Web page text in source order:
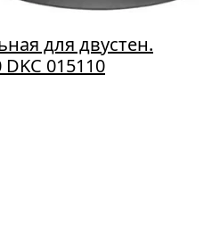
для двустен.
015110